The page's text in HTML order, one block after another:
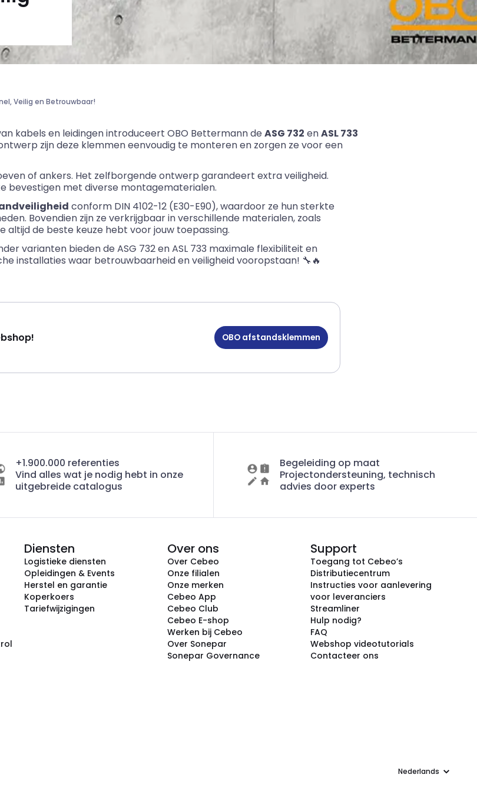
Veilig en Betrouwbaar!
kabels en leidingen introduceert OBO Bettermannde ASG 732 enASL 733
zijn deze klemmen eenvoudig te monteren en zorgen ze voor een
of ankers. Het zelfborgende ontwerp garandeert extra veiligheid.
bevestigen met diverse montagematerialen.
conform DIN 4102-12 (E30-E90), waardoor ze hun sterkte
Bovendien zijn ze verkrijgbaar in verschillende materialen, zoals
de beste keuze hebt voor jouw toepassing.
varianten bieden de ASG 732 en ASL 733 maximale flexibiliteit en
installaties waar betrouwbaarheid en veiligheid vooropstaan! 🔧 🔥
OBO afstandsklemmen
+1.900.000 referenties
Vind alles wat je nodig hebt in onze
uitgebreide catalogus
Begeleiding op maat
Projectondersteuning, technisch
advies door experts
Diensten
Logistieke diensten
Opleidingen & Events
Herstel en garantie
Koperkoers
Tariefwijzigingen
Over ons
Over Cebeo
Onze filialen
Onze merken
Cebeo App
Cebeo Club
Cebeo E-shop
Werken bij Cebeo
Over Sonepar
Sonepar Governance
Support
Toegang tot Cebeo’s
Distributiecentrum
Instructies voor aanlevering
voor leveranciers
Streamliner
Hulp nodig?
FAQ
Webshop videotutorials
Contacteer ons
Taal